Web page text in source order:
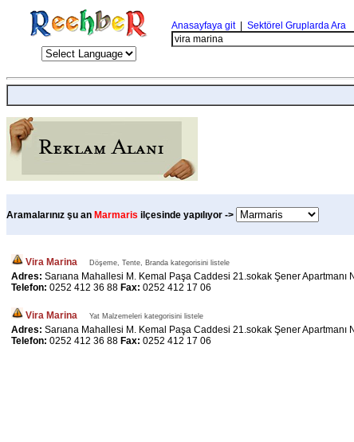
Anasayfaya git| Sektörel Gruplarda Ara
Aramalarınız şu an Marmaris ilçesinde yapılıyor ->
Vira Marina Döşeme, Tente, Branda kategorisini listele
Adres: Sarıana Mahallesi M. Kemal Paşa Caddesi 21.sokak Şener Apartmanı
Telefon: 0252 412 36 88 Fax: 0252 412 17 06
Vira Marina Yat Malzemeleri kategorisini listele
Adres: Sarıana Mahallesi M. Kemal Paşa Caddesi 21.sokak Şener Apartmanı
Telefon: 0252 412 36 88 Fax: 0252 412 17 06